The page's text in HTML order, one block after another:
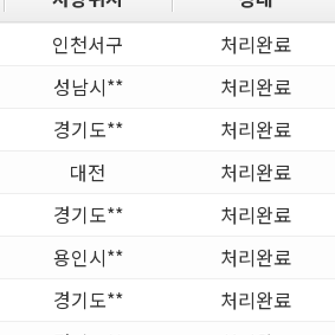
인천서구 처리완료
성남시** 처리완료
경기도** 처리완료
대전 처리완료
경기도** 처리완료
용인시** 처리완료
경기도** 처리완료